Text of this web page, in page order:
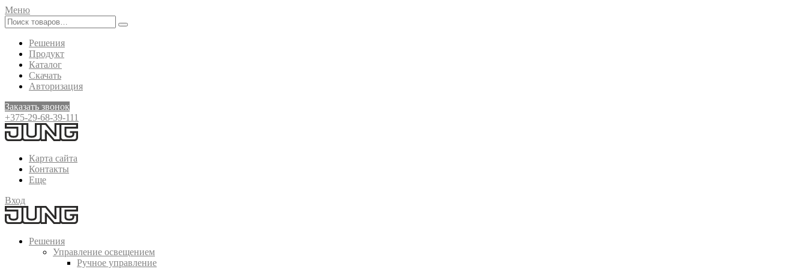
Меню
Решения
Продукт
Каталог
Скачать
Авторизация
Заказать звонок
+375-29-68-39-111
Карта сайта
Контакты
Еще
Вход
Решения
Управление освещением
Ручное управление